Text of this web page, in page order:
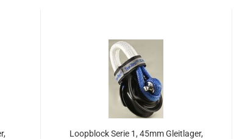
Loop­block Serie 1, 45mm Gleit­la­ger,